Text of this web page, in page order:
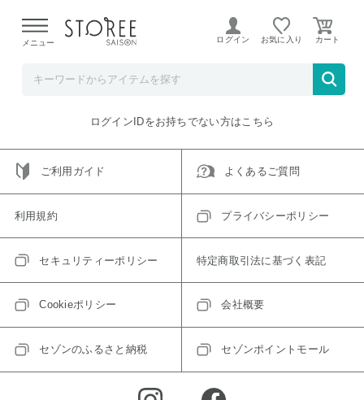
よる配送遅延が発生しております。
メニュー ログイン お気に入り
ご指定のアイテムは取り扱い終了、またはただいま取り扱い
トップへ戻る
ログインIDをお持ちでない方はこちら
ご利用ガイド よくあるご質問
利用規約 プライバシーポリシー
セキュリティーポリシー 特定商取引法に基づく表記
Cookieポリシー 会社概要
セゾンのふるさと納税 セゾンポイントモール